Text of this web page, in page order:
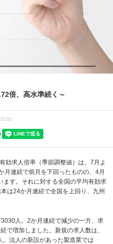
倍、高水準続く～
効求人倍率（季節調整値）は、7月よ
月連続で前月を下回ったものの、4月
ます。それに対する全国の平均有効求
は24か月連続で全国を上回り、九州
人。2か月連続で減少の一方、求
で増加しました。新規の求人数は、
法人の新設があった製造業では